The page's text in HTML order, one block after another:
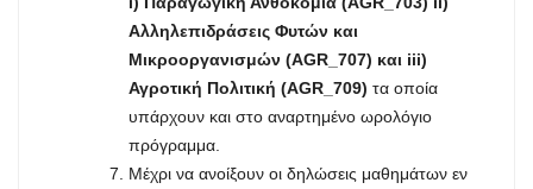
Αλληλεπιδράσεις Φυτών και
Μικροοργανισμών (AGR_707) και iii)
Αγροτική Πολιτική (AGR_709) τα οποία
υπάρχουν και στο αναρτημένο ωρολόγιο
πρόγραμμα.
Μέχρι να ανοίξουν οι δηλώσεις μαθημάτων εν